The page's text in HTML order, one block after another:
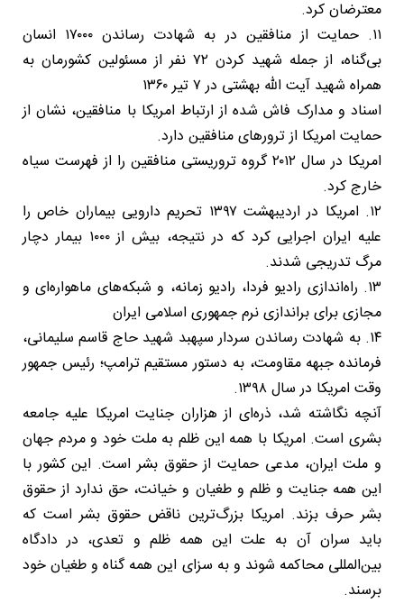
معترضان کرد.
۱۱. حمایت از منافقین در به شهادت رساندن ۱۷۰۰۰ انسان
بی‌گناه، از جمله شهید کردن ۷۲ نفر از مسئولین کشورمان به
همراه شهید آیت الله بهشتی در ۷ تیر ۱۳۶۰
اسناد و مدارک فاش شده از ارتباط امریکا با منافقین، نشان از
حمایت امریکا از ترورهای منافقین دارد.
امریکا در سال ۲۰۱۲ گروه تروریستی منافقین را از فهرست سیاه
خارج کرد.
۱۲. امریکا در اردیبهشت ۱۳۹۷ تحریم دارویی بیماران خاص را
علیه ایران اجرایی کرد که در نتیجه، بیش از ۱۰۰۰ بیمار دچار
مرگ تدریجی شدند.
۱۳. راه‌اندازی رادیو فردا، رادیو زمانه، و شبکه‌های ماهواره‌ای و
مجازی برای براندازی نرم جمهوری اسلامی ایران
۱۴. به شهادت رساندن سردار سپهبد شهید حاج قاسم سلیمانی،
فرمانده جبهه مقاومت، به دستور مستقیم ترامپ؛ رئیس جمهور
وقت امریکا در سال ۱۳۹۸.
آنچه نگاشته شد، ذره‌ای از هزاران جنایت امریکا علیه جامعه
بشری است. امریکا با همه این ظلم به ملت خود و مردم جهان
و ملت ایران، مدعی حمایت از حقوق بشر است. این کشور با
این همه جنایت و ظلم و طغیان و خیانت، حق ندارد از حقوق
بشر حرف بزند. امریکا بزرگ‌ترین ناقض حقوق بشر است که
باید سران آن به علت این همه ظلم و تعدی، در دادگاه
بین‌المللی محاکمه شوند و به سزای این همه گناه و طغیان خود
برسند.